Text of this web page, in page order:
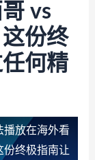
vs
份终
何精
播放在海外看
份终极指南让